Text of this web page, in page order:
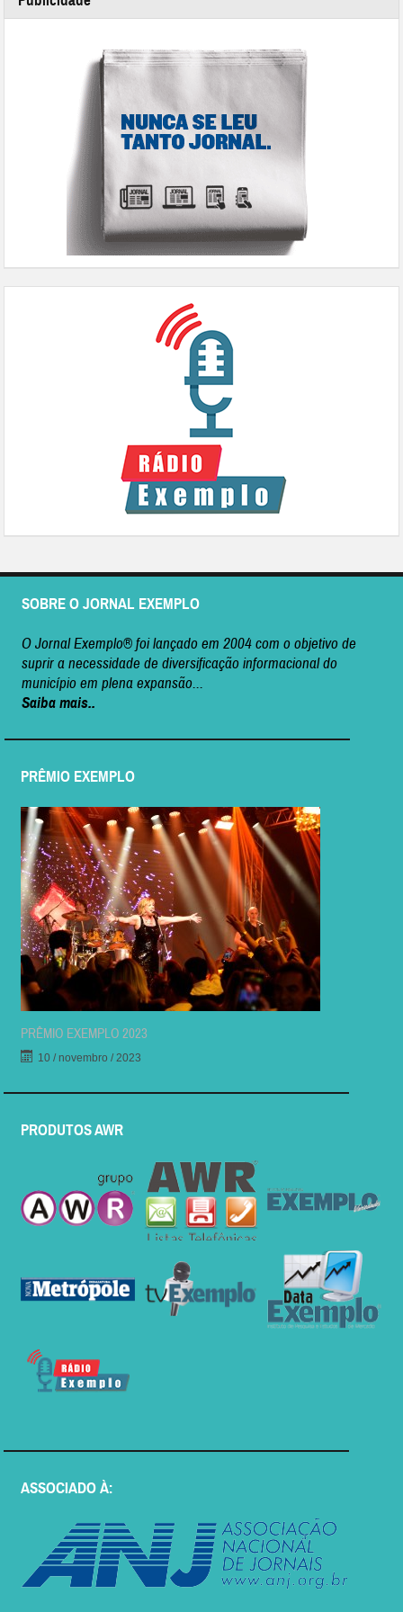
SOBRE O JORNAL EXEMPLO
O Jornal Exemplo® foi lançado em 2004 com o objetivo de
suprir a necessidade de diversificação informacional do
município em plena expansão...
Saiba mais..
PRÊMIO EXEMPLO
PRÊMIO EXEMPLO 2023
10 / novembro / 2023
PRODUTOS AWR
ASSOCIADO À: